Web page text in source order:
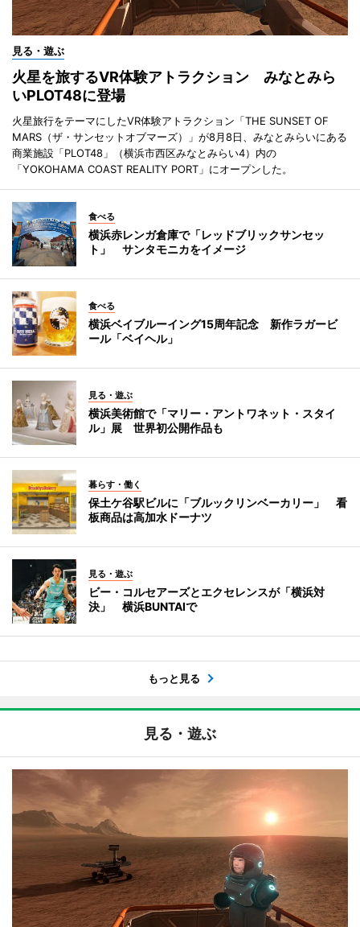
見る・遊ぶ
火星を旅するVR体験アトラクション みなとみら
いPLOT48に登場
火星旅行をテーマにしたVR体験アトラクション「THE SUNSET OF
MARS（ザ・サンセットオブマーズ）」が8月8日、みなとみらいにある
商業施設「PLOT48」（横浜市西区みなとみらい4）内の
「YOKOHAMA COAST REALITY PORT」にオープンした。
食べる
横浜赤レンガ倉庫で「レッドブリックサンセッ
ト」 サンタモニカをイメージ
食べる
横浜ベイブルーイング15周年記念 新作ラガービ
ール「ベイヘル」
見る・遊ぶ
横浜美術館で「マリー・アントワネット・スタイ
ル」展 世界初公開作品も
暮らす・働く
保土ケ谷駅ビルに「ブルックリンベーカリー」 看
板商品は高加水ドーナツ
見る・遊ぶ
ビー・コルセアーズとエクセレンスが「横浜対
決」 横浜BUNTAIで
もっと見る
見る・遊ぶ